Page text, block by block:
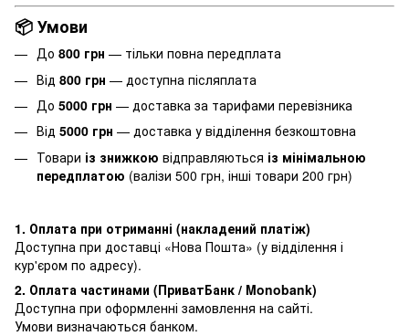
📦 Умови
До 800 грн — тільки повна передплата
Від 800 грн — доступна післяплата
До 5000 грн — доставка за тарифами перевізника
Від 5000 грн — доставка у відділення безкоштовна
Товари із знижкою відправляються із мінімальною
передплатою (валізи 500 грн, інші товари 200 грн)
1. Оплата при отриманні (накладений платіж)
Доступна при доставці «Нова Пошта» (у відділення і
кур'єром по адресу).
2. Оплата частинами (ПриватБанк / Monobank)
Доступна при оформленні замовлення на сайті.
Умови визначаються банком.